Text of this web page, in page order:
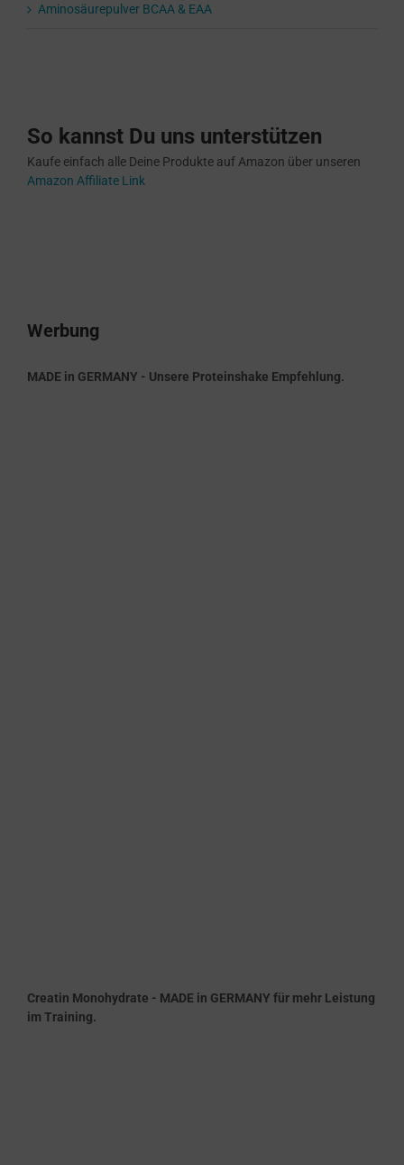
Aminosäurepulver BCAA & EAA
So kannst Du uns unterstützen
Kaufe einfach alle Deine Produkte auf Amazon über unseren
Amazon Affiliate Link
Werbung
MADE in GERMANY - Unsere Proteinshake Empfehlung.
Creatin Monohydrate - MADE in GERMANY für mehr Leistung
im Training.